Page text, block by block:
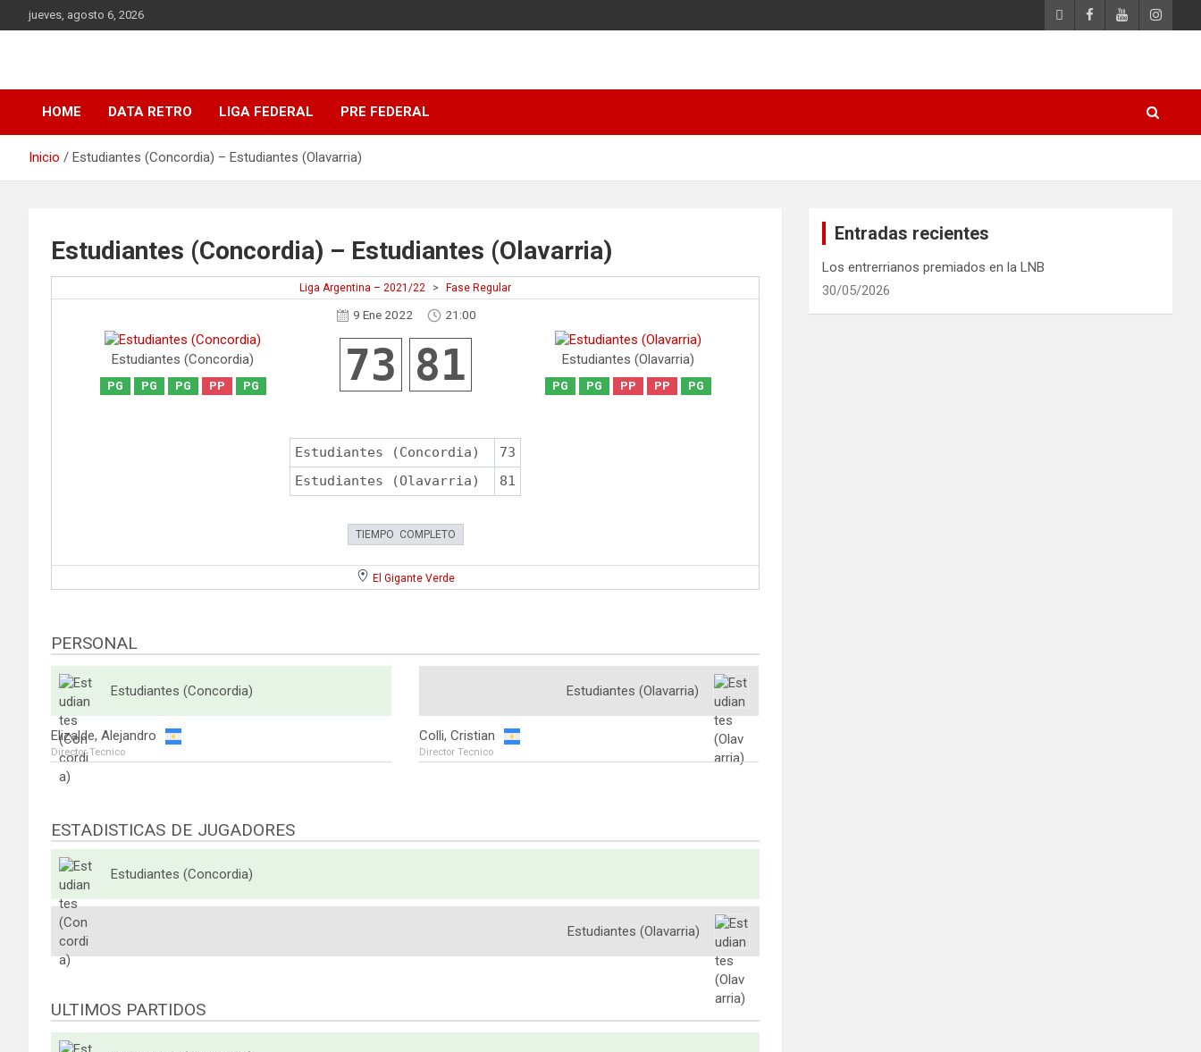
Saltar
al
jueves, agosto 6, 2026
DATA Basquet
HOME DATA RETRO LIGA FEDERAL PRE FEDERAL
Inicio Estudiantes (Concordia) – Estudiantes (Olavarria)
Estudiantes (Concordia) – Estudiantes (Olavarria)
Liga Argentina – 2021/22 > Fase Regular
9 Ene 2022 21:00
Estudiantes (Concordia)
PG PG PG PP PG 73 81 Estudiantes (Olavarria)
PG PG PP PP PG
Estudiantes (Concordia)
73
Estudiantes (Olavarria)
81
TIEMPO COMPLETO
El Gigante Verde
PERSONAL
Estudiantes (Concordia)
Elizalde, Alejandro
Director Tecnico
Estudiantes (Olavarria)
Colli, Cristian
Director Tecnico
ESTADISTICAS DE JUGADORES
Estudiantes (Concordia)
Estudiantes (Olavarria)
ULTIMOS PARTIDOS
Entradas recientes
Los entrerrianos premiados en la LNB
30/05/2026